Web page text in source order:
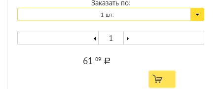
Заказать по:
1 шт.
6109 a